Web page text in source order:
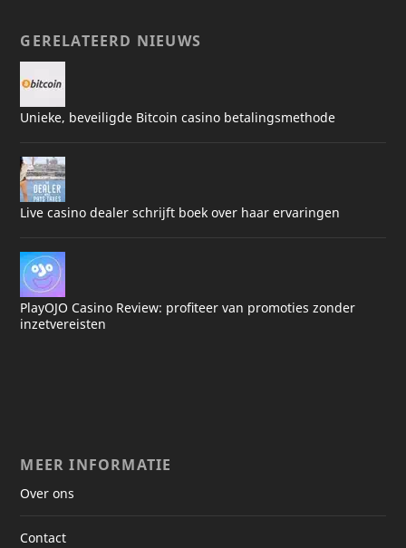
GERELATEERD NIEUWS
Unieke, beveiligde Bitcoin casino betalingsmethode
Live casino dealer schrijft boek over haar ervaringen
PlayOJO Casino Review: profiteer van promoties zonder
inzetvereisten
MEER INFORMATIE
Over ons
Contact